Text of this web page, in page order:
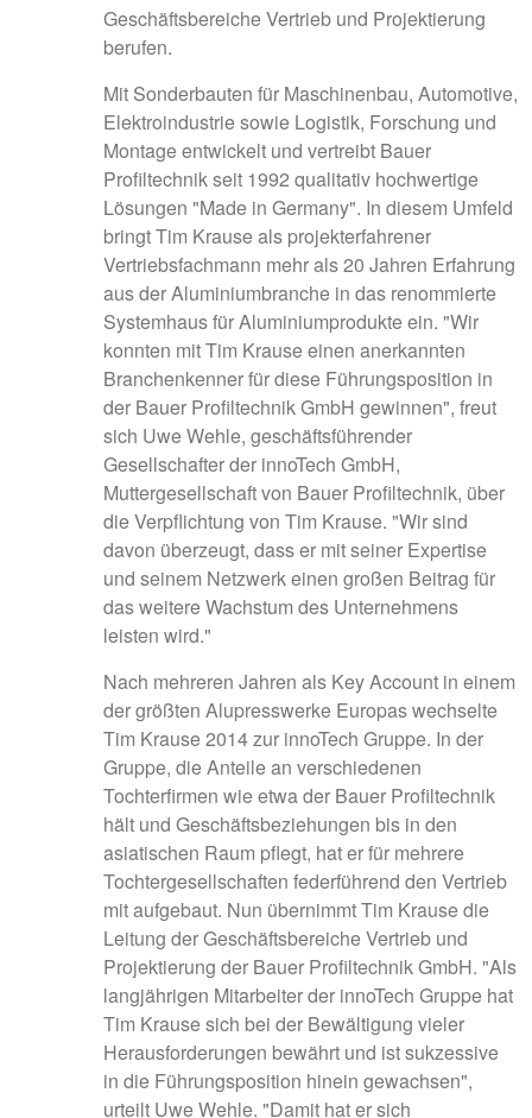
Geschäftsbereiche Vertrieb und Projektierung
berufen.
Mit Sonderbauten für Maschinenbau, Automotive,
Elektroindustrie sowie Logistik, Forschung und
Montage entwickelt und vertreibt Bauer
Profiltechnik seit 1992 qualitativ hochwertige
Lösungen "Made in Germany". In diesem Umfeld
bringt Tim Krause als projekterfahrener
Vertriebsfachmann mehr als 20 Jahren Erfahrung
aus der Aluminiumbranche in das renommierte
Systemhaus für Aluminiumprodukte ein. "Wir
konnten mit Tim Krause einen anerkannten
Branchenkenner für diese Führungsposition in
der Bauer Profiltechnik GmbH gewinnen", freut
sich Uwe Wehle, geschäftsführender
Gesellschafter der innoTech GmbH,
Muttergesellschaft von Bauer Profiltechnik, über
die Verpflichtung von Tim Krause. "Wir sind
davon überzeugt, dass er mit seiner Expertise
und seinem Netzwerk einen großen Beitrag für
das weitere Wachstum des Unternehmens
leisten wird."
Nach mehreren Jahren als Key Account in einem
der größten Alupresswerke Europas wechselte
Tim Krause 2014 zur innoTech Gruppe. In der
Gruppe, die Anteile an verschiedenen
Tochterfirmen wie etwa der Bauer Profiltechnik
hält und Geschäftsbeziehungen bis in den
asiatischen Raum pflegt, hat er für mehrere
Tochtergesellschaften federführend den Vertrieb
mit aufgebaut. Nun übernimmt Tim Krause die
Leitung der Geschäftsbereiche Vertrieb und
Projektierung der Bauer Profiltechnik GmbH. "Als
langjährigen Mitarbeiter der innoTech Gruppe hat
Tim Krause sich bei der Bewältigung vieler
Herausforderungen bewährt und ist sukzessive
in die Führungsposition hinein gewachsen",
urteilt Uwe Wehle. "Damit hat er sich